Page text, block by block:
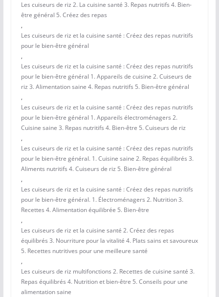
Les cuiseurs de riz 2. La cuisine santé 3. Repas nutritifs 4. Bien-
être général 5. Créez des repas
,
Les cuiseurs de riz et la cuisine santé : Créez des repas nutritifs
pour le bien-être général
,
Les cuiseurs de riz et la cuisine santé : Créez des repas nutritifs
pour le bien-être général 1. Appareils de cuisine 2. Cuiseurs de
riz 3. Alimentation saine 4. Repas nutritifs 5. Bien-être général
,
Les cuiseurs de riz et la cuisine santé : Créez des repas nutritifs
pour le bien-être général 1. Appareils électroménagers 2.
Cuisine saine 3. Repas nutritifs 4. Bien-être 5. Cuiseurs de riz
,
Les cuiseurs de riz et la cuisine santé : Créez des repas nutritifs
pour le bien-être général. 1. Cuisine saine 2. Repas équilibrés 3.
Aliments nutritifs 4. Cuiseurs de riz 5. Bien-être général
,
Les cuiseurs de riz et la cuisine santé : Créez des repas nutritifs
pour le bien-être général. 1. Électroménagers 2. Nutrition 3.
Recettes 4. Alimentation équilibrée 5. Bien-être
,
Les cuiseurs de riz et la cuisine santé 2. Créez des repas
équilibrés 3. Nourriture pour la vitalité 4. Plats sains et savoureux
5. Recettes nutritives pour une meilleure santé
,
Les cuiseurs de riz multifonctions 2. Recettes de cuisine santé 3.
Repas équilibrés 4. Nutrition et bien-être 5. Conseils pour une
alimentation saine